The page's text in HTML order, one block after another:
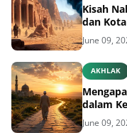
Kisah
dan
June 09,
AKHLAK
dalam
June 09,